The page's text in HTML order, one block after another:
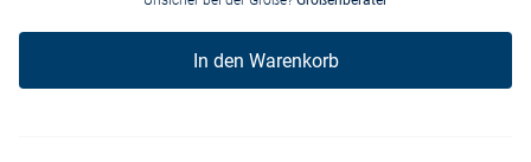
In den Warenkorb